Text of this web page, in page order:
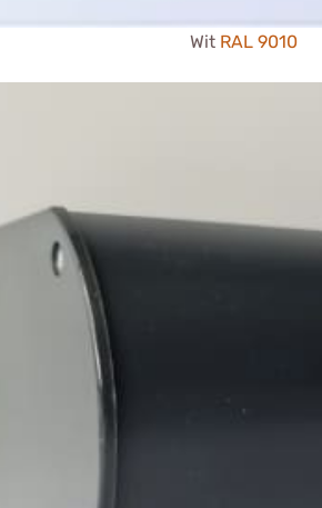
Wit RAL 9010